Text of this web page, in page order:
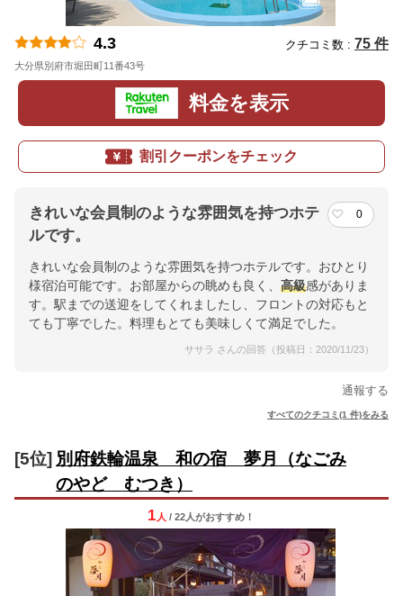
4.3 クチコミ数 : 75 件
大分県別府市堀田町11番43号
料金を表示
割引クーポンをチェック
きれいな会員制のような雰囲気を持つホテ
ルです。
0
きれいな会員制のような雰囲気を持つホテルです。おひとり
様宿泊可能です。お部屋からの眺めも良く、 高級感がありま
す。駅までの送迎をしてくれましたし、フロントの対応もと
ても丁寧でした。料理もとても美味しくて満足でした。
ササラ さんの回答（投稿日：2020/11/23）
通報する
すべてのクチコミ(1 件)をみる
[5位] 別府鉄輪温泉 和の宿 夢月（なごみ
のやど むつき）
1 人 / 22人がおすすめ！